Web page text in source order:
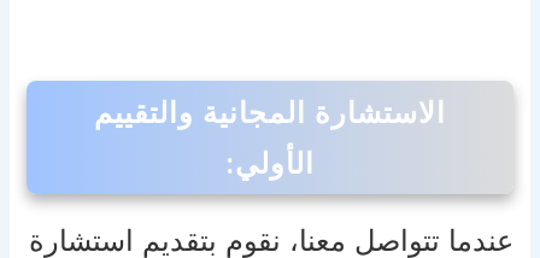
الاستشارة المجانية والتقييم
الأولي:
عندما تتواصل معنا، نقوم بتقديم استشارة